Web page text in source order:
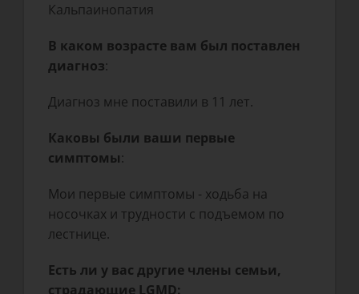
Кальпаинопатия
В каком возрасте вам был поставлен
диагноз:
Диагноз мне поставили в 11 лет.
Каковы были ваши первые
симптомы:
Мои первые симптомы - ходьба на
носочках и трудности с подъемом по
лестнице.
Есть ли у вас другие члены семьи,
страдающие LGMD: